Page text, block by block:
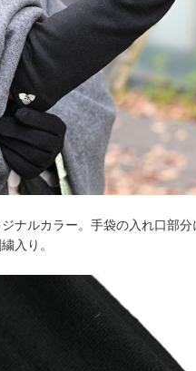
ナルカラー。手袋の入れ口部分
入り。